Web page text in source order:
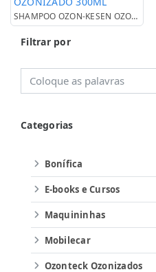
SHAMPOO OZON-KESEN OZONIZADO 300ML
Filtrar por
Categorias
Bonífica
E-books e Cursos
Maquininhas
Mobilecar
Ozonteck Ozonizados